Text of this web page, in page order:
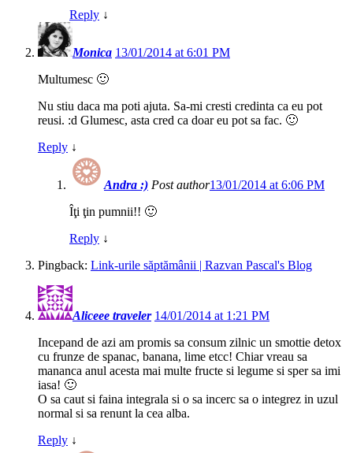
Reply ↓
Monica 13/01/2014 at 6:01 PM
Multumesc 🙂
Nu stiu daca ma poti ajuta. Sa-mi cresti credinta ca eu pot
reusi. :d Glumesc, asta cred ca doar eu pot sa fac. 🙂
Reply ↓
Andra :) Post author13/01/2014 at 6:06 PM
Îţi ţin pumnii!! 🙂
Reply ↓
Pingback: Link-urile săptămânii | Razvan Pascal's Blog
Aliceee traveler 14/01/2014 at 1:21 PM
Incepand de azi am promis sa consum zilnic un smottie detox
cu frunze de spanac, banana, lime etcc! Chiar vreau sa
mananca anul acesta mai multe fructe si legume si sper sa imi
iasa! 🙂
O sa caut si faina integrala si o sa incerc sa o integrez in uzul
normal si sa renunt la cea alba.
Reply ↓